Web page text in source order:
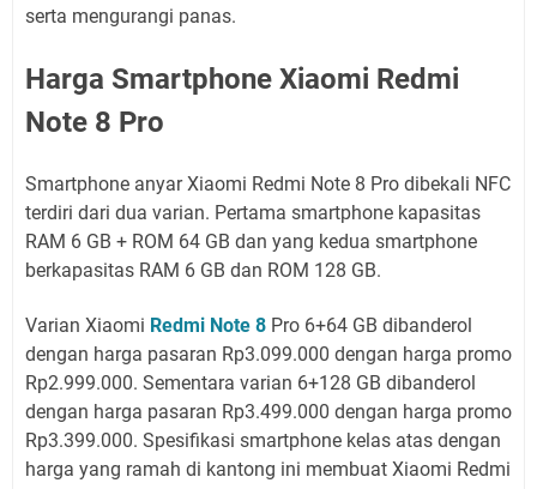
serta mengurangi panas.
Harga Smartphone Xiaomi Redmi
Note 8 Pro
Smartphone anyar Xiaomi Redmi Note 8 Pro dibekali NFC
terdiri dari dua varian. Pertama smartphone kapasitas
RAM 6 GB + ROM 64 GB dan yang kedua smartphone
berkapasitas RAM 6 GB dan ROM 128 GB.
Varian Xiaomi Redmi Note 8 Pro 6+64 GB dibanderol
dengan harga pasaran Rp3.099.000 dengan harga promo
Rp2.999.000. Sementara varian 6+128 GB dibanderol
dengan harga pasaran Rp3.499.000 dengan harga promo
Rp3.399.000. Spesifikasi smartphone kelas atas dengan
harga yang ramah di kantong ini membuat Xiaomi Redmi